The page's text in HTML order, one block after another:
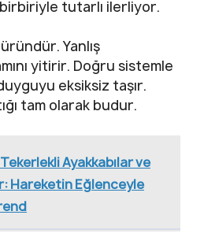
birbiriyle tutarlı ilerliyor.
Yanlış
yitirir. Doğru sistemle
eksiksiz taşır.
tam olarak budur.
Tekerlekli Ayakkabılar ve
Hareketin Eğlenceyle